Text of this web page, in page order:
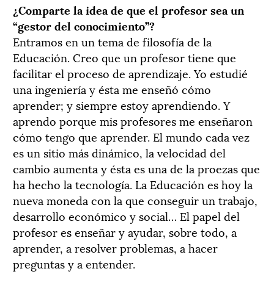
¿Comparte la idea de que el profesor sea un
“gestor del conocimiento”?
Entramos en un tema de filosofía de la
Educación. Creo que un profesor tiene que
facilitar el proceso de aprendizaje. Yo estudié
una ingeniería y ésta me enseñó cómo
aprender; y siempre estoy aprendiendo. Y
aprendo porque mis profesores me enseñaron
cómo tengo que aprender. El mundo cada vez
es un sitio más dinámico, la velocidad del
cambio aumenta y ésta es una de la proezas que
ha hecho la tecnología. La Educación es hoy la
nueva moneda con la que conseguir un trabajo,
desarrollo económico y social… El papel del
profesor es enseñar y ayudar, sobre todo, a
aprender, a resolver problemas, a hacer
preguntas y a entender.